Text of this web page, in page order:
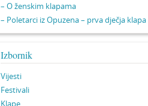
– O ženskim klapama
– Poletarci iz Opuzena – prva dječja klapa
Izbornik
Vijesti
Festivali
Klape